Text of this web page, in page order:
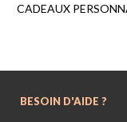
CADEAUX
BESOIN D'AIDE ?